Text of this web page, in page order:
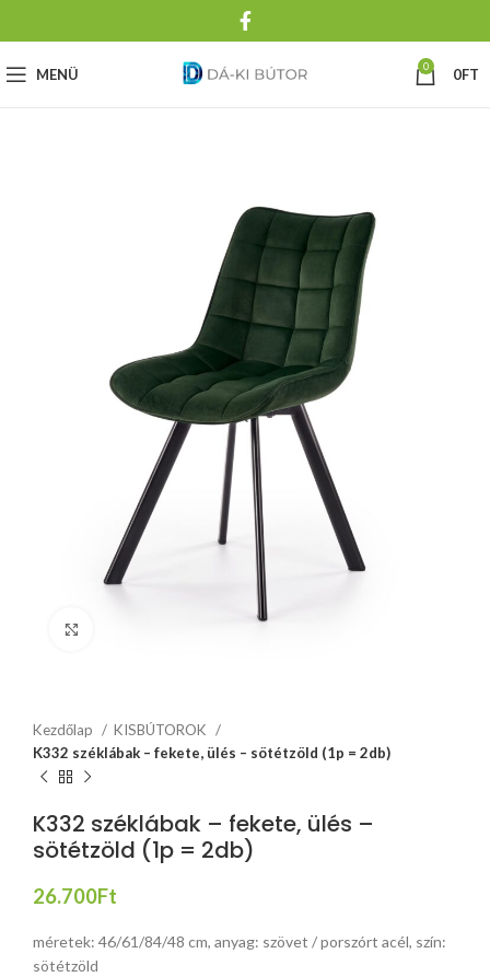
MENÜ 0 0FT
Kezdőlap
KISBÚTOROK
K332 széklábak – fekete, ülés – sötétzöld (1p = 2db)
K332 széklábak – fekete, ülés –
sötétzöld (1p = 2db)
26.700Ft
méretek: 46/61/84/48 cm, anyag: szövet / porszórt acél, szín:
sötétzöld